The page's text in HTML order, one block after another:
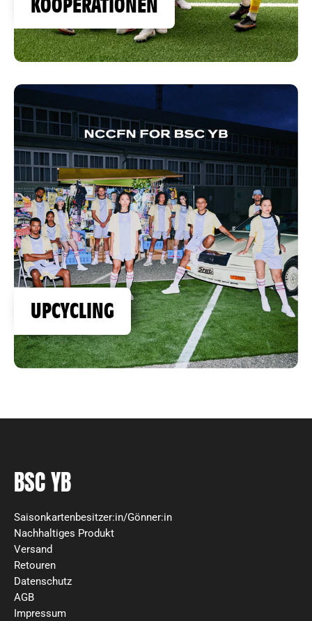
KOOPERATIONEN
UPCYCLING
BSC YB
Saisonkartenbesitzer:in/Gönner:in
Nachhaltiges Produkt
Versand
Retouren
Datenschutz
AGB
Impressum